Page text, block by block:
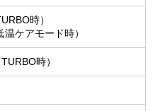
時）
ケアモード時）
時）